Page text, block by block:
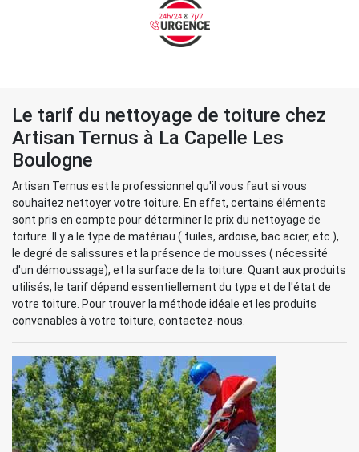
Le tarif du nettoyage de toiture chez
Artisan Ternus à La Capelle Les
Boulogne
Artisan Ternus est le professionnel qu'il vous faut si vous
souhaitez nettoyer votre toiture. En effet, certains éléments
sont pris en compte pour déterminer le prix du nettoyage de
toiture. Il y a le type de matériau ( tuiles, ardoise, bac acier, etc.),
le degré de salissures et la présence de mousses ( nécessité
d'un démoussage), et la surface de la toiture. Quant aux produits
utilisés, le tarif dépend essentiellement du type et de l'état de
votre toiture. Pour trouver la méthode idéale et les produits
convenables à votre toiture, contactez-nous.